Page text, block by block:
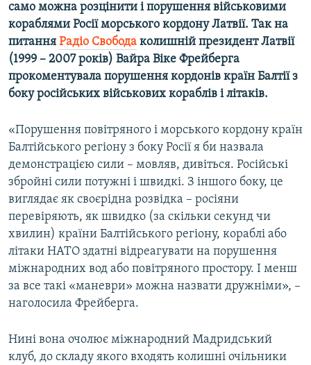
само можна розцінити і порушення військовими
кораблями Росії морського кордону Латвії. Так на
питання Радіо Свобода колишній президент Латвії
(1999 – 2007 років) Вайра Віке Фрейберга
прокоментувала порушення кордонів країн Балтії з
боку російських військових кораблів і літаків.
«Порушення повітряного і морського кордону країн
Балтійського регіону з боку Росії я би назвала
демонстрацією сили – мовляв, дивіться. Російські
збройні сили потужні і швидкі. З іншого боку, це
виглядає як своєрідна розвідка – росіяни
перевіряють, як швидко (за скільки секунд чи
хвилин) країни Балтійського регіону, кораблі або
літаки НАТО здатні відреагувати на порушення
міжнародних вод або повітряного простору. І менш
за все такі «маневри» можна назвати дружніми», –
наголосила Фрейберга.
Нині вона очолює міжнародний Мадридський
клуб, до складу якого входять колишні очільники